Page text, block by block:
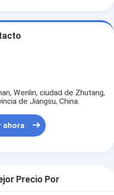
Wenlin, ciudad de Zhutang,
de Jiangsu, China.
ahora
Precio Por